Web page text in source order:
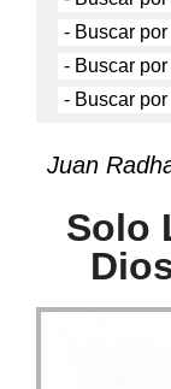
Juan
Solo